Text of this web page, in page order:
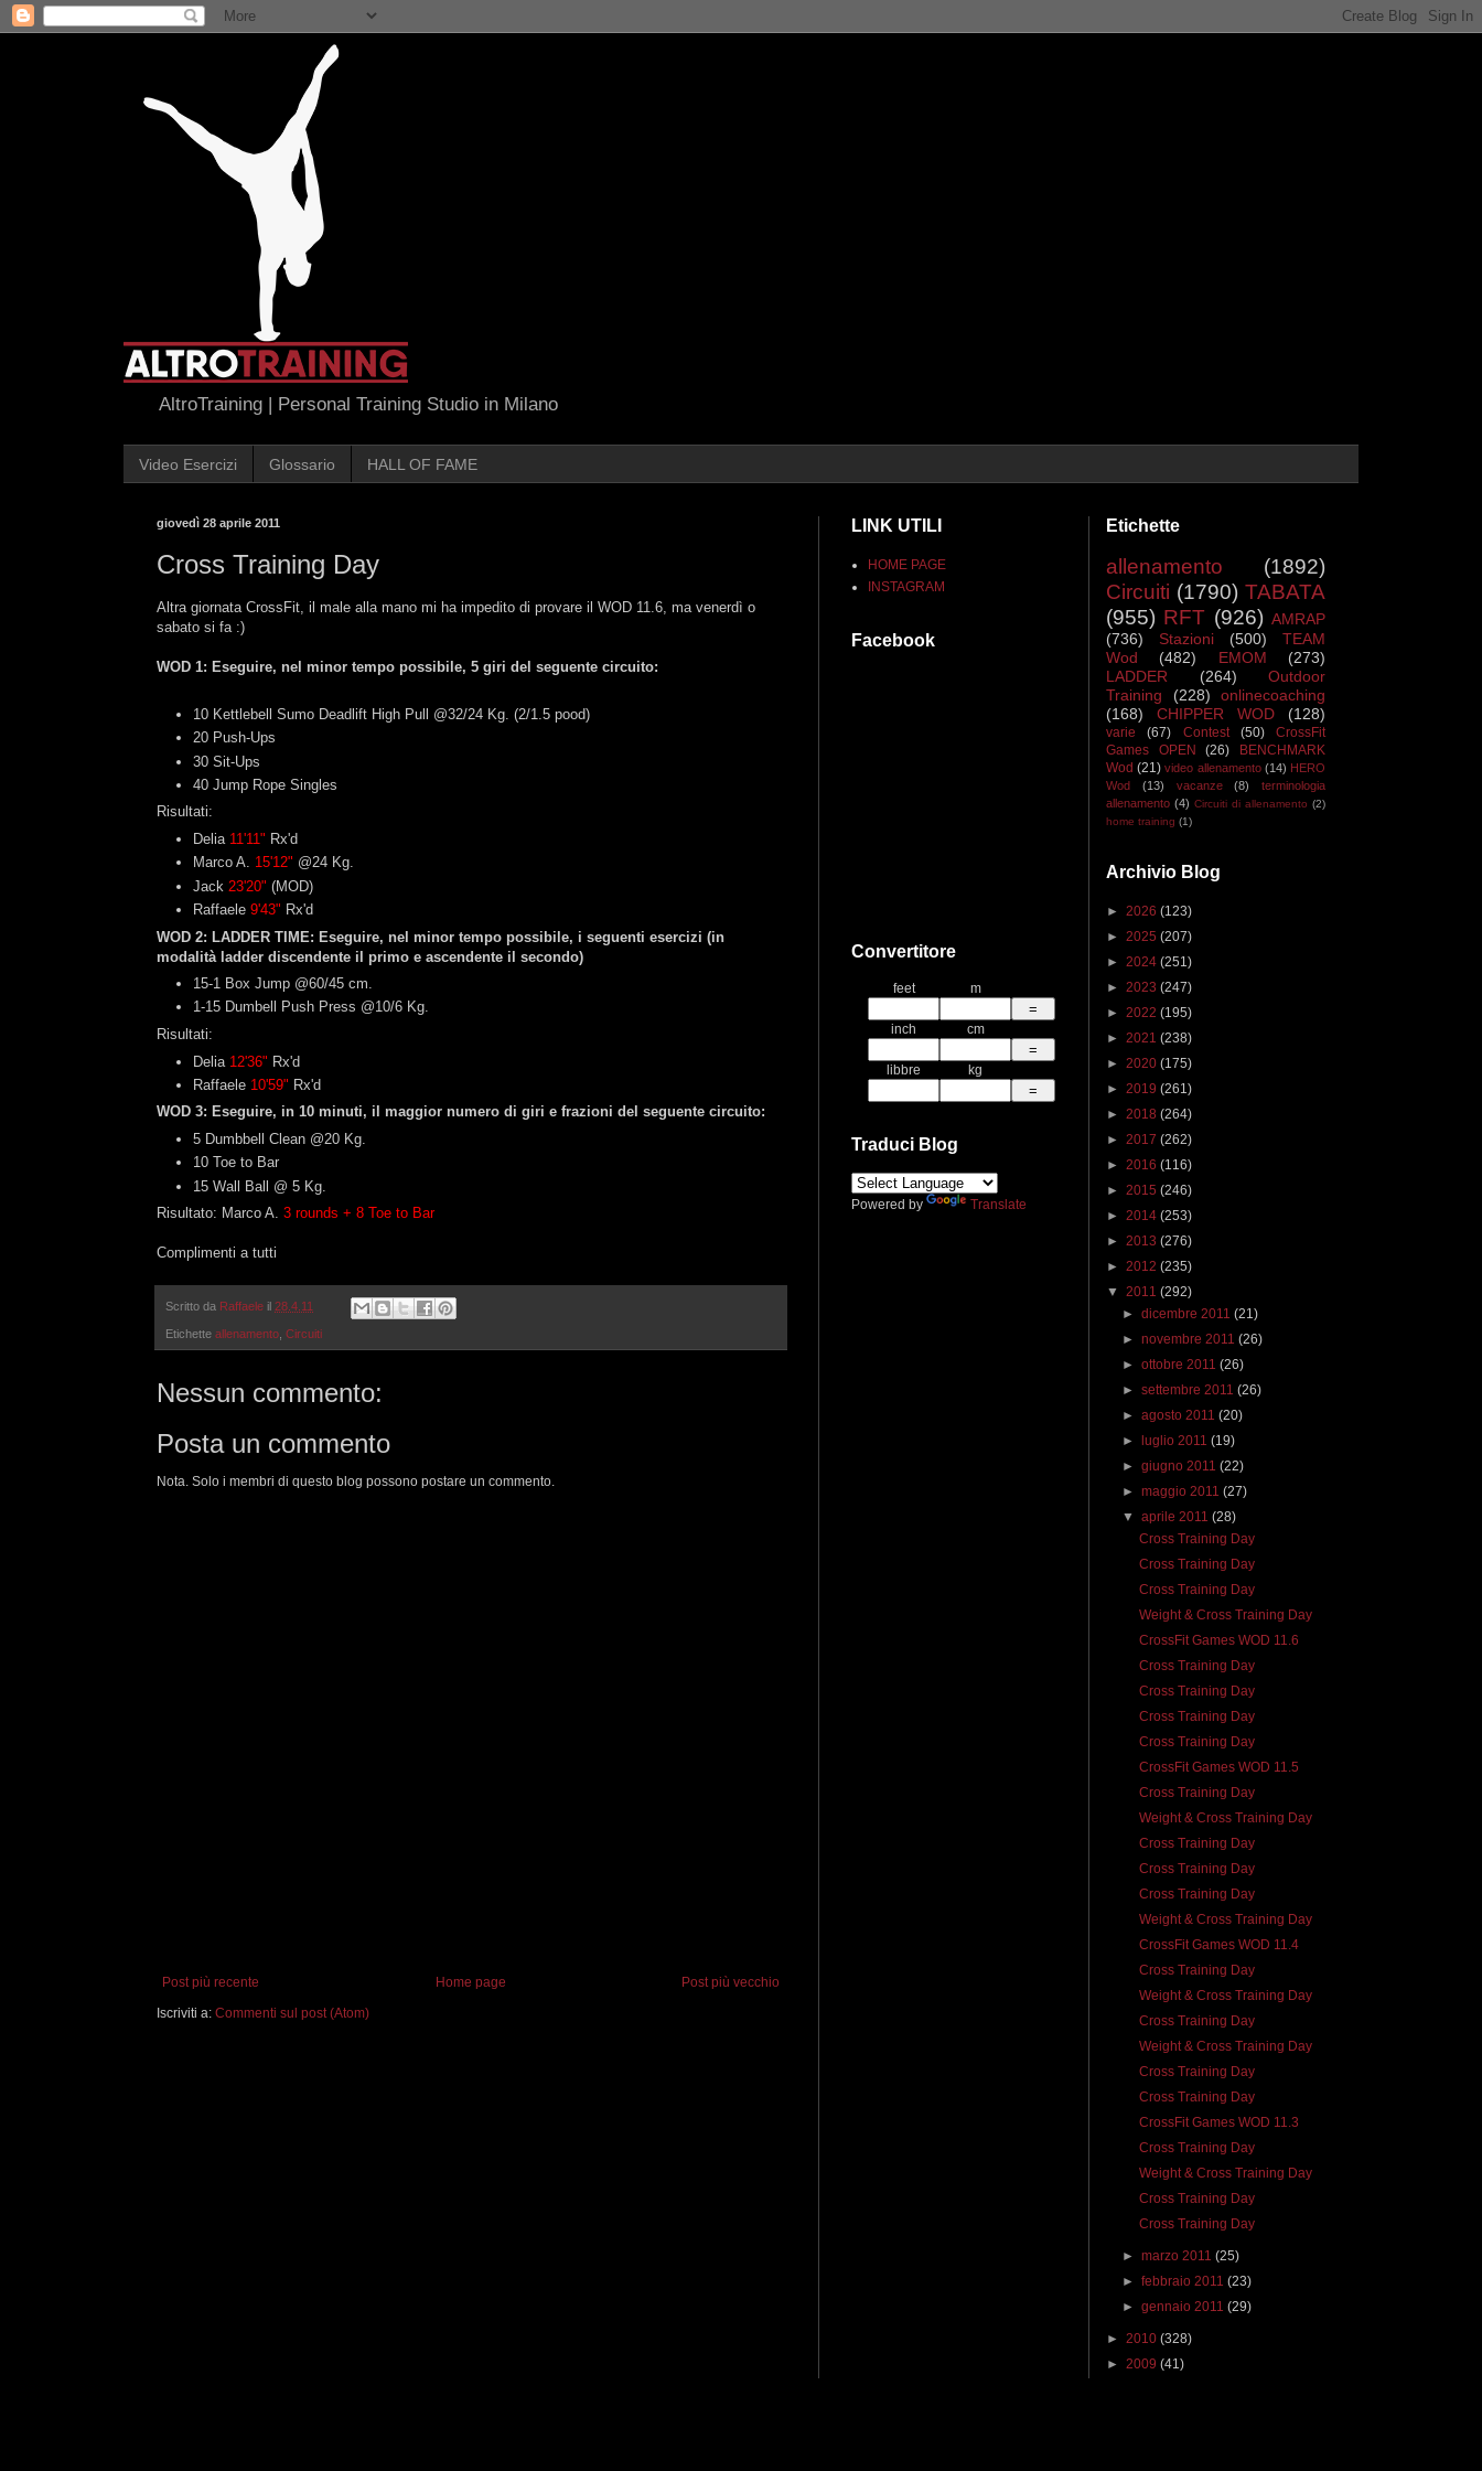
AltroTraining | Personal Training Studio in Milano
Video Esercizi Glossario HALL OF FAME
giovedì 28 aprile 2011
Cross Training Day
Altra giornata CrossFit, il male alla mano mi ha impedito di provare il WOD 11.6, ma venerdì o
sabato si fa :)
WOD 1: Eseguire, nel minor tempo possibile, 5 giri del seguente circuito:
10 Kettlebell Sumo Deadlift High Pull @32/24 Kg. (2/1.5 pood)
20 Push-Ups
30 Sit-Ups
40 Jump Rope Singles
Risultati:
Delia 11'11" Rx'd
Marco A. 15'12" @24 Kg.
Jack 23'20" (MOD)
Raffaele 9'43" Rx'd
WOD 2: LADDER TIME: Eseguire, nel minor tempo possibile, i seguenti esercizi (in
modalità ladder discendente il primo e ascendente il secondo)
15-1 Box Jump @60/45 cm.
1-15 Dumbell Push Press @10/6 Kg.
Risultati:
Delia 12'36" Rx'd
Raffaele 10'59" Rx'd
WOD 3: Eseguire, in 10 minuti, il maggior numero di giri e frazioni del seguente circuito:
5 Dumbbell Clean @20 Kg.
10 Toe to Bar
15 Wall Ball @ 5 Kg.
Risultato: Marco A. 3 rounds + 8 Toe to Bar
Complimenti a tutti
Scritto da Raffaele il 28.4.11
Etichette allenamento Circuiti
Nessun commento:
Posta un commento
Nota. Solo i membri di questo blog possono postare un commento.
Post più recente Post più vecchio
Home page
Iscriviti a: Commenti sul post (Atom)
LINK UTILI
HOME PAGE
INSTAGRAM
Facebook
Convertitore
feet m
inch cm
libbre kg
Traduci Blog
Powered by Translate
Etichette
allenamento
(1892)
Circuiti (1790) TABATA
(955) RFT (926) AMRAP
(736)
Stazioni (500)
TEAM
Wod
(482) EMOM
(273)
LADDER
(264)
Outdoor
Training
(228)
onlinecoaching
(168)
CHIPPER WOD (128)
varie (67) Contest (50)
CrossFit
Games OPEN
(26)
BENCHMARK
Wod (21) video allenamento (14) HERO
Wod
(13) vacanze (8)
terminologia
allenamento (4) Circuiti di allenamento (2)
home training (1)
Archivio Blog
► 2026 (123)
► 2025 (207)
► 2024 (251)
► 2023 (247)
► 2022 (195)
► 2021 (238)
► 2020 (175)
► 2019 (261)
► 2018 (264)
► 2017 (262)
► 2016 (116)
► 2015 (246)
► 2014 (253)
► 2013 (276)
► 2012 (235)
▼ 2011 (292)
►dicembre 2011(21)
►novembre 2011(26)
►ottobre 2011(26)
►settembre 2011(26)
►agosto 2011(20)
►
luglio 2011(19)
►giugno 2011(22)
►maggio 2011(27)
▼aprile 2011(28)
Cross Training Day
Cross Training Day
Cross Training Day
Weight & Cross Training Day
CrossFit Games WOD 11.6
Cross Training Day
Cross Training Day
Cross Training Day
Cross Training Day
CrossFit Games WOD 11.5
Cross Training Day
Weight & Cross Training Day
Cross Training Day
Cross Training Day
Cross Training Day
Weight & Cross Training Day
CrossFit Games WOD 11.4
Cross Training Day
Weight & Cross Training Day
Cross Training Day
Weight & Cross Training Day
Cross Training Day
Cross Training Day
CrossFit Games WOD 11.3
Cross Training Day
Weight & Cross Training Day
Cross Training Day
Cross Training Day
►marzo 2011(25)
►febbraio 2011(23)
►gennaio 2011(29)
► 2010 (328)
► 2009 (41)